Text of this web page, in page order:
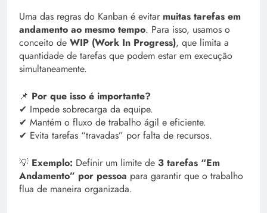
Uma das regras do Kanban é evitar muitas tarefas em
andamento ao mesmo tempo. Para isso, usamos o
conceito de WIP (Work In Progress), que limita a
quantidade de tarefas que podem estar em execução
simultaneamente.
📌 Por que isso é importante?
✔ Impede sobrecarga da equipe.
✔ Mantém o fluxo de trabalho ágil e eficiente.
✔ Evita tarefas “travadas” por falta de recursos.
💡 Exemplo: Definir um limite de 3 tarefas “Em
Andamento” por pessoa para garantir que o trabalho
flua de maneira organizada.